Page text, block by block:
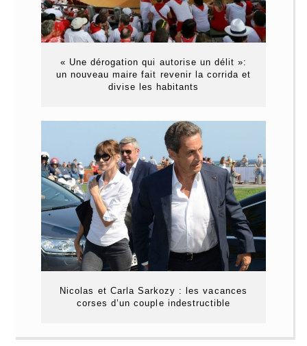
« Une dérogation qui autorise un délit »:
un nouveau maire fait revenir la corrida et
divise les habitants
Nicolas et Carla Sarkozy : les vacances
corses d’un couple indestructible